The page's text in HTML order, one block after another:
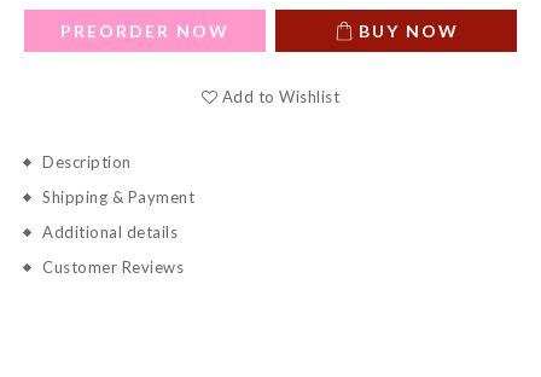
PREORDER NOW BUY NOW
Add to Wishlist
Description
Shipping & Payment
Additional details
Customer Reviews